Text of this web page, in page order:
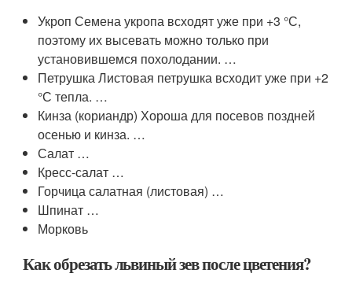
Укроп Семена укропа всходят уже при +3 °С,
поэтому их высевать можно только при
установившемся похолодании. …
Петрушка Листовая петрушка всходит уже при +2
°С тепла. …
Кинза (кориандр) Хороша для посевов поздней
осенью и кинза. …
Салат …
Кресс-салат …
Горчица салатная (листовая) …
Шпинат …
Морковь
Как обрезать львиный зев после цветения?